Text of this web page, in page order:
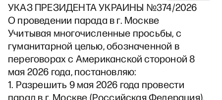
УКАЗ ПРЕЗИДЕНТА УКРАИНЫ №374/2026
О проведении парада в г. Москве
Учитывая многочисленные просьбы, с
гуманитарной целью, обозначенной в
переговорах с Американской стороной 8
мая 2026 года, постановляю:
1. Разрешить 9 мая 2026 года провести
парад в г. Москве (Российская Федерация).